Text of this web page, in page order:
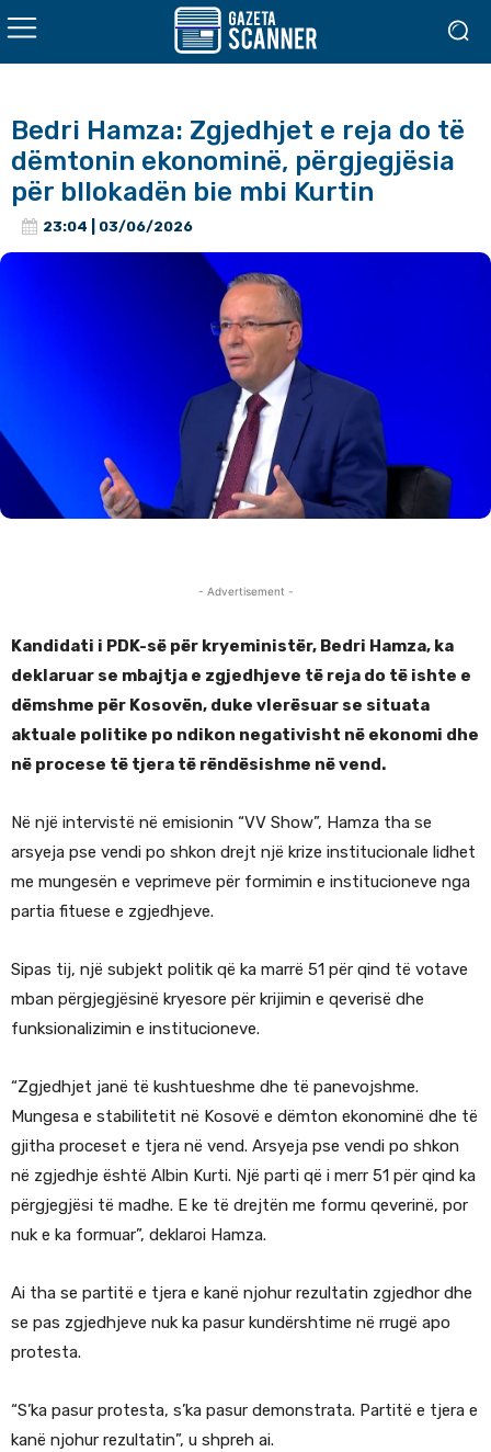
Bedri Hamza: Zgjedhjet e reja do të
dëmtonin ekonominë, përgjegjësia
për bllokadën bie mbi Kurtin
23:04 | 03/06/2026
- Advertisement -
Kandidati i PDK-së për kryeministër, Bedri Hamza, ka
deklaruar se mbajtja e zgjedhjeve të reja do të ishte e
dëmshme për Kosovën, duke vlerësuar se situata
aktuale politike po ndikon negativisht në ekonomi dhe
në procese të tjera të rëndësishme në vend.
Në një intervistë në emisionin “VV Show”, Hamza tha se
arsyeja pse vendi po shkon drejt një krize institucionale lidhet
me mungesën e veprimeve për formimin e institucioneve nga
partia fituese e zgjedhjeve.
Sipas tij, një subjekt politik që ka marrë 51 për qind të votave
mban përgjegjësinë kryesore për krijimin e qeverisë dhe
funksionalizimin e institucioneve.
“Zgjedhjet janë të kushtueshme dhe të panevojshme.
Mungesa e stabilitetit në Kosovë e dëmton ekonominë dhe të
gjitha proceset e tjera në vend. Arsyeja pse vendi po shkon
në zgjedhje është Albin Kurti. Një parti që i merr 51 për qind ka
përgjegjësi të madhe. E ke të drejtën me formu qeverinë, por
nuk e ka formuar”, deklaroi Hamza.
Ai tha se partitë e tjera e kanë njohur rezultatin zgjedhor dhe
se pas zgjedhjeve nuk ka pasur kundërshtime në rrugë apo
protesta.
“S’ka pasur protesta, s’ka pasur demonstrata. Partitë e tjera e
kanë njohur rezultatin”, u shpreh ai.